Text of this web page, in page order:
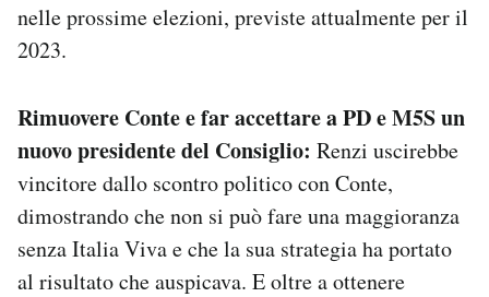
nelle prossime elezioni, previste attualmente per il
2023.
Rimuovere Conte e far accettare a PD e M5S un
nuovo presidente del Consiglio: Renzi uscirebbe
vincitore dallo scontro politico con Conte,
dimostrando che non si può fare una maggioranza
senza Italia Viva e che la sua strategia ha portato
al risultato che auspicava. E oltre a ottenere